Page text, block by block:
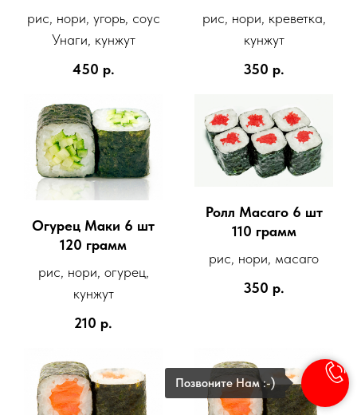
рис, нори, угорь, соус
Унаги, кунжут
450 р.
рис, нори, креветка,
кунжут
350 р.
Огурец Маки 6 шт
120 грамм
рис, нори, огурец,
кунжут
210 р.
Ролл Масаго 6 шт
110 грамм
рис, нори, масаго
350 р.
Позвоните Нам :-)